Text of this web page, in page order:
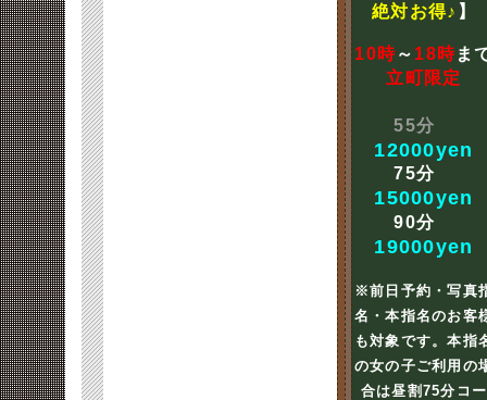
絶対お得♪ 】
10時～ 18時ま
立町限定
55分
12000yen
75分
15000yen
90分
19000yen
※前日予約・写真
名・本指名のお客
も対象です。本指
の女の子ご利用の
合は昼割75分コー